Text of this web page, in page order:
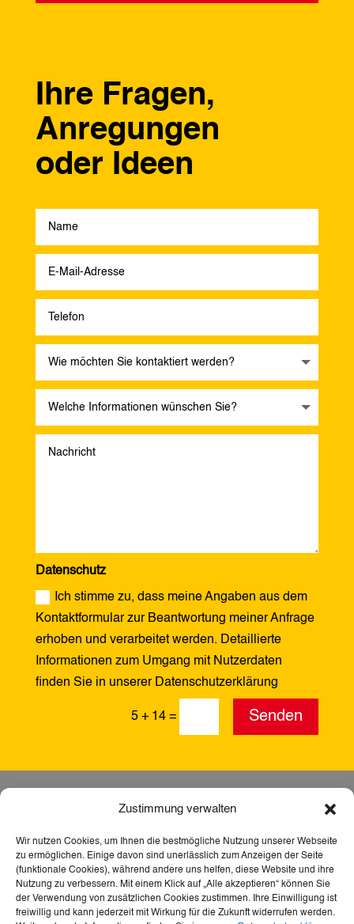
Zustimmung verwalten
Wir nutzen Cookies, um Ihnen die bestmögliche Nutzung unserer Webseite
zu ermöglichen. Einige davon sind unerlässlich zum Anzeigen der Seite
(funktionale Cookies), während andere uns helfen, diese Website und ihre
Nutzung zu verbessern. Mit einem Klick auf „Alle akzeptieren“ können Sie
der Verwendung von zusätzlichen Cookies zustimmen. Ihre Einwilligung ist
freiwillig und kann jederzeit mit Wirkung für die Zukunft widerrufen werden.
Ihre Fragen,
Anregungen
oder Ideen
Datenschutz
Ich stimme zu, dass meine Angaben aus dem
Kontaktformular zur Beantwortung meiner Anfrage
erhoben und verarbeitet werden. Detaillierte
Informationen zum Umgang mit Nutzerdaten
finden Sie in unserer Datenschutzerklärung
5 + 14 = Senden